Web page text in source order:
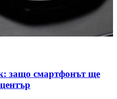
защо смартфонът ще